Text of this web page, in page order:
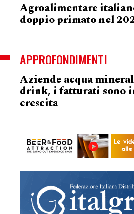
Agroalimentare
doppio primato nel
APPROFONDIMENTI
Aziende acqua
drink, i fatturati sono
crescita